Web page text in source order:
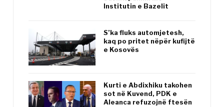
Institutin e Bazelit
S’ka fluks automjetesh,
kaq po pritet nëpër kufijtë
e Kosovës
Kurti e Abdixhiku takohen
sot në Kuvend, PDK e
Aleanca refuzojnë ftesën